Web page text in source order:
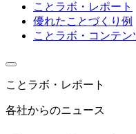
ことラボ・レポート
優れたことづくり例
ことラボ・コンテン
ことラボ・レポート
各社からのニュース